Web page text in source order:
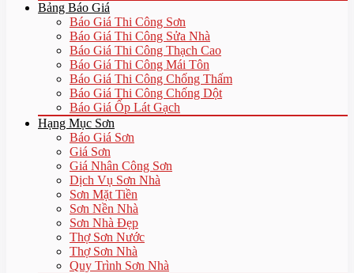
Bảng Báo Giá
Báo Giá Thi Công Sơn
Báo Giá Thi Công Sửa Nhà
Báo Giá Thi Công Thạch Cao
Báo Giá Thi Công Mái Tôn
Báo Giá Thi Công Chống Thấm
Báo Giá Thi Công Chống Dột
Báo Giá Ốp Lát Gạch
Hạng Mục Sơn
Báo Giá Sơn
Giá Sơn
Giá Nhân Công Sơn
Dịch Vụ Sơn Nhà
Sơn Mặt Tiền
Sơn Nền Nhà
Sơn Nhà Đẹp
Thợ Sơn Nước
Thợ Sơn Nhà
Quy Trình Sơn Nhà